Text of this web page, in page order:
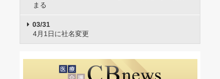
まる
03/31
4月1日に社名変更